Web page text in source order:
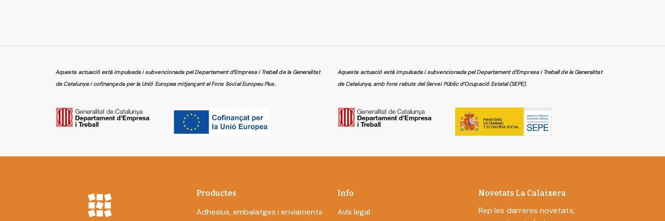
Aquesta actuació està impulsada i subvencionada pel Departament d’Empresa i Treball de la Generalitat
de Catalunya i cofinançada per la Unió Europea mitjançant el Fons Social Europeu Plus.
Aquesta actuació està impulsada i subvencionada pel Departament d’Empresa i Treball de la Generalitat
de Catalunya, amb fons rebuts del Servei Públic d’Ocupació Estatal (SEPE).
Productes
Adhesius, embalatges i enviaments
Info
Avís legal
Novetats La Calaixera
Rep les darreres novetats,